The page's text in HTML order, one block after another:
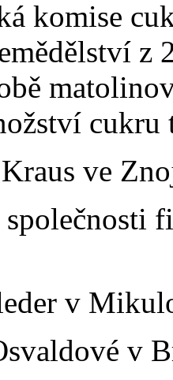
komise
z
cukru
ve
v
v